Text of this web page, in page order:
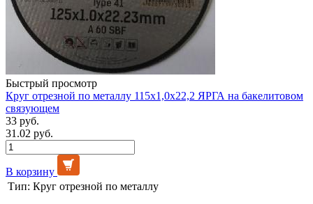
Быстрый просмотр
Круг отрезной по металлу 115х1,0х22,2 ЯРГА на бакелитовом
связующем
33 руб.
31.02 руб.
В корзину
Тип: Круг отрезной по металлу